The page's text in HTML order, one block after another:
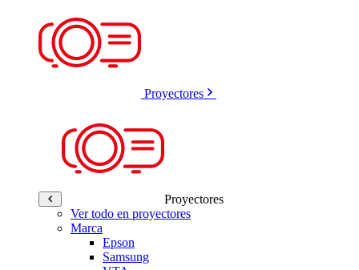
Proyectores
Proyectores
Ver todo en proyectores
Marca
Epson
Samsung